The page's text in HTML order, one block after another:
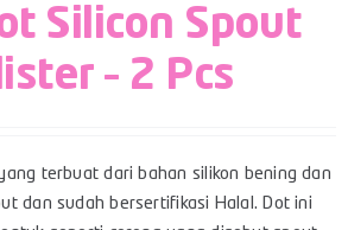
Silicon Spout
– 2 Pcs
terbuat dari bahan silikon bening dan
dan sudah bersertifikasi Halal. Dot ini